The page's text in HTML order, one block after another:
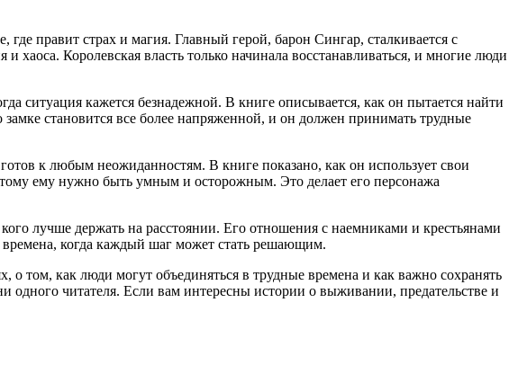
правит страх и магия. Главный герой, барон Сингар, сталкивается с
Королевская власть только начинала восстанавливаться, и многие люди
ситуация кажется безнадежной. В книге описывается, как он пытается найти
становится все более напряженной, и он должен принимать трудные
к любым неожиданностям. В книге показано, как он использует свои
ему нужно быть умным и осторожным. Это делает его персонажа
лучше держать на расстоянии. Его отношения с наемниками и крестьянами
времена, когда каждый шаг может стать решающим.
о том, как люди могут объединяться в трудные времена и как важно сохранять
читателя. Если вам интересны истории о выживании, предательстве и